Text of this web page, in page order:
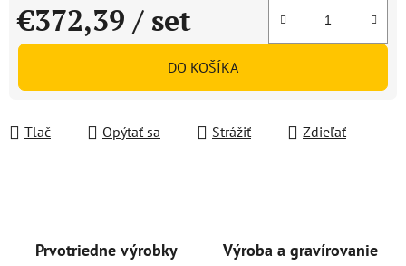
€372,39 / set
Jednotková cena:
DO KOŠÍKA
Tlač Opýtať sa Strážiť Zdieľať
Prvotriedne výrobky Výroba a gravírovanie